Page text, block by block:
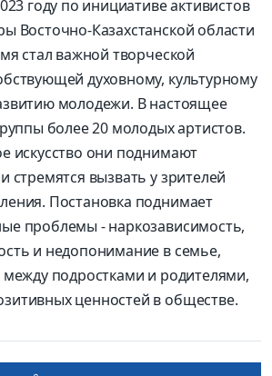
году по инициативе активистов
Восточно-Казахстанской области
стал важной творческой
духовному, культурному
молодежи. В настоящее
более 20 молодых артистов.
искусство они поднимают
стремятся вызвать у зрителей
Постановка поднимает
проблемы - наркозависимость,
и недопонимание в семье,
между подростками и родителями,
ценностей в обществе.